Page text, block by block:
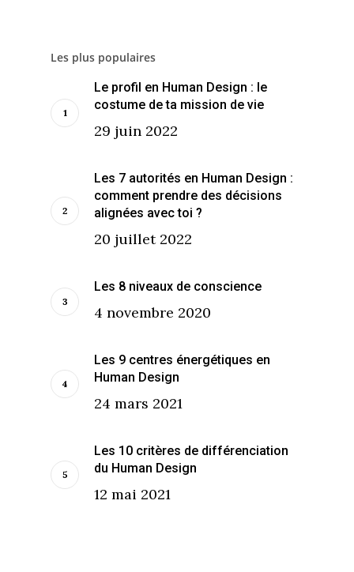
Les plus populaires
Le profil en Human Design : le
costume de ta mission de vie
29 juin 2022
Les 7 autorités en Human Design :
comment prendre des décisions
alignées avec toi ?
20 juillet 2022
Les 8 niveaux de conscience
4 novembre 2020
Les 9 centres énergétiques en
Human Design
24 mars 2021
Les 10 critères de différenciation
du Human Design
12 mai 2021